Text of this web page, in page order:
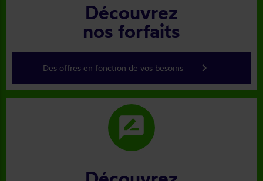
Découvrez
nos forfaits
Des offres en fonction de vos besoins keyboard_arrow_right
rate_review